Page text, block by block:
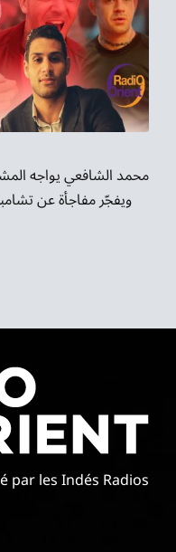
محمد الشافعي يواجه
ويفجّر مفاجأة عن
par les Indés Radios